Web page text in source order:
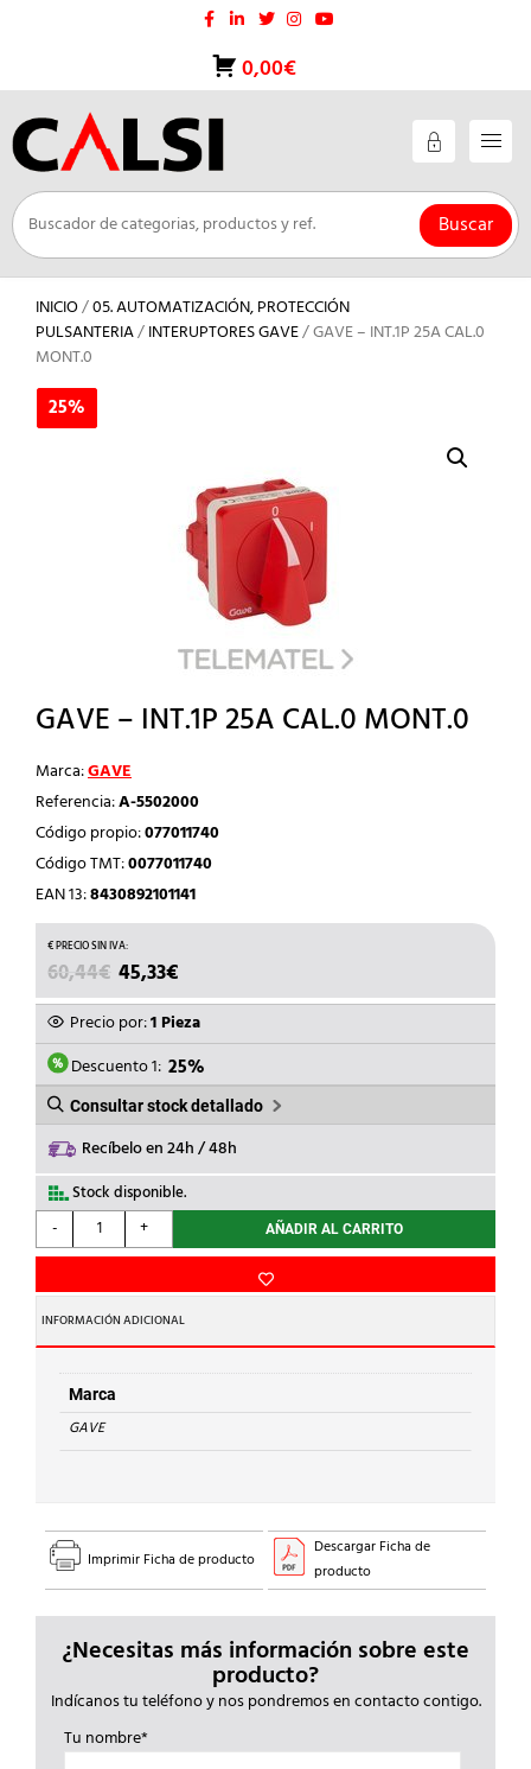
0,00€
Buscar
INICIO/05. AUTOMATIZACIÓN, PROTECCIÓN
PULSANTERIA/INTERUPTORES GAVE/ GAVE – INT.1P 25A CAL.0
MONT.0
25%
GAVE – INT.1P 25A CAL.0 MONT.0
Marca:GAVE
Referencia:A-5502000
Código propio:077011740
Código TMT:0077011740
EAN 13:8430892101141
60,44€ EL
PRECIO
ORIGINAL
ERA:
60,44€.
45,33€
PRECIO
ACTUAL
ES:
45,33€.
Precio por:1 Pieza
Descuento 1: 25%
Consultar stock detallado
Recíbelo en 24h / 48h
Stock disponible.
-
GAVE
-
25A
CAL.0
MONT.0
cantidad
+ AÑADIR AL CARRITO
INFORMACIÓN ADICIONAL
Marca
GAVE
25%
Imprimir Ficha de producto
Descargar Ficha de
producto
¿Necesitas más información sobre este
producto?
Indícanos tu teléfono y nos pondremos en contacto contigo.
Tu nombre*